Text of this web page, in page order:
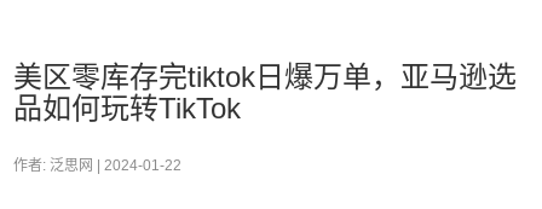
美区零库存完tiktok日爆万单，亚马逊选
品如何玩转TikTok
作者: 泛思网 | 2024-01-22